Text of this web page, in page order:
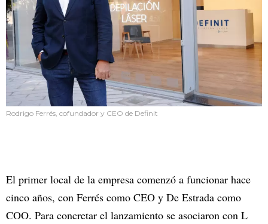
Rodrigo Ferrés, cofundador y CEO de Definit
El primer local de la empresa comenzó a funcionar hace
cinco años, con Ferrés como CEO y De Estrada como
COO. Para concretar el lanzamiento se asociaron con L